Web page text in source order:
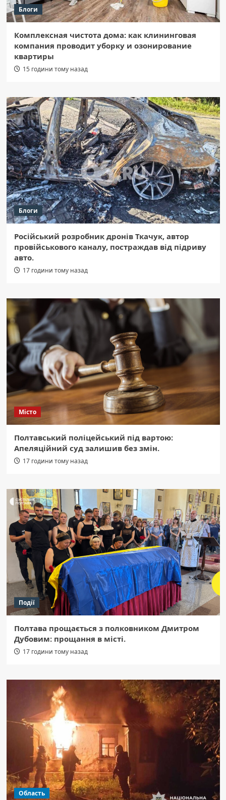
Блоги
Комплексная чистота дома: как клининговая
компания проводит уборку и озонирование
квартиры
15 години тому назад
Блоги
Російський розробник дронів Ткачук, автор
провійськового каналу, постраждав від підриву
авто.
17 години тому назад
Місто
Полтавський поліцейський під вартою:
Апеляційний суд залишив без змін.
17 години тому назад
Події
Полтава прощається з полковником Дмитром
Дубовим: прощання в місті.
17 години тому назад
Область